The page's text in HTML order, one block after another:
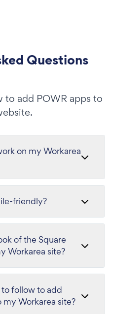
Questions
to add POWR apps to
on my Workarea
friendly?
of the Square
Workarea site?
follow to add
Workarea site?